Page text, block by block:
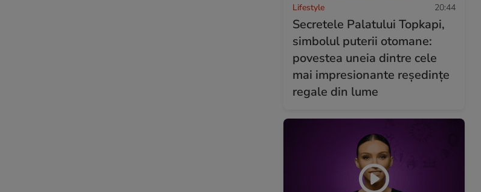
Lifestyle 20:44
Secretele Palatului Topkapi,
simbolul puterii otomane:
povestea uneia dintre cele
mai impresionante reședințe
regale din lume